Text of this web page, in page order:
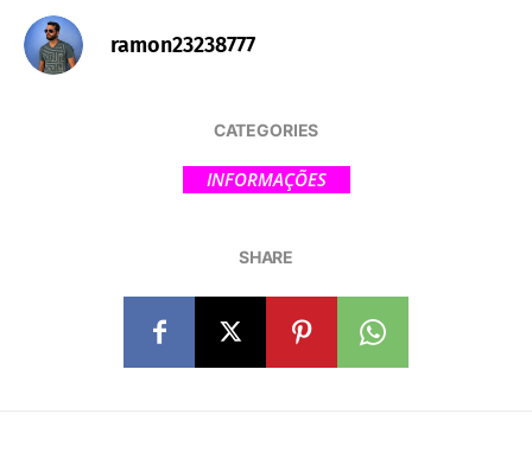
ramon23238777
CATEGORIES
INFORMAÇÕES
SHARE